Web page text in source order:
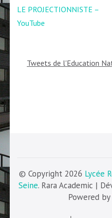
Navigation
de
LE PROJECTIONNISTE –
YouTube
Tweets de l'Education
© Copyright 2026 Lycée
Seine. Rara Academic |
Powered by